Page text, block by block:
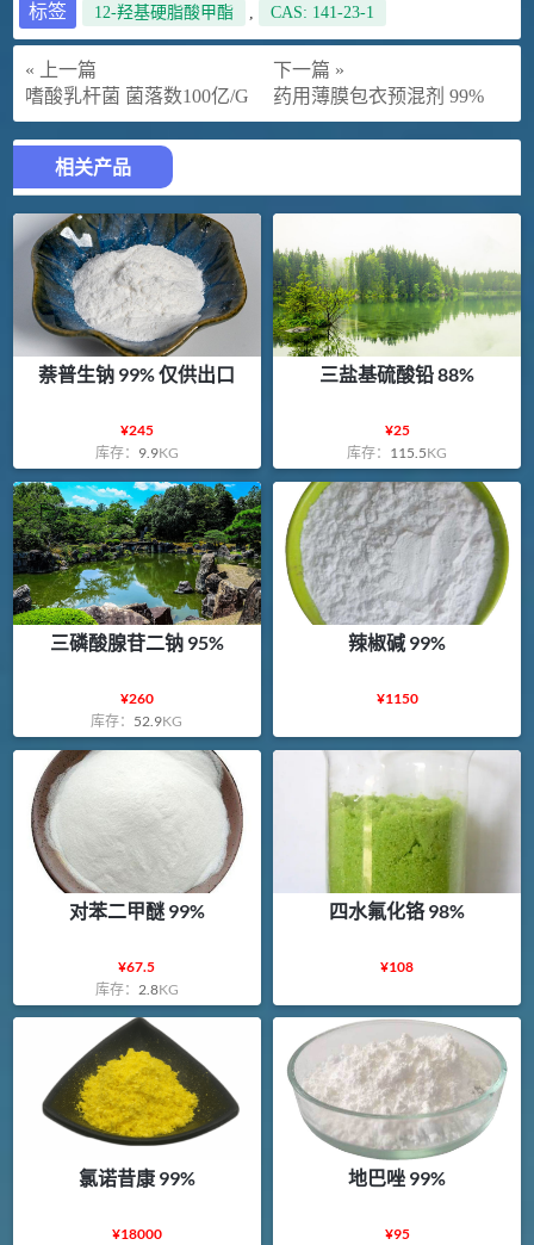
标签 12-羟基硬脂酸甲酯 , CAS: 141-23-1
« 上一篇
嗜酸乳杆菌 菌落数100亿/G
下一篇 »
药用薄膜包衣预混剂 99%
相关产品
萘普生钠 99% 仅供出口
¥245
库存： 9.9KG
三盐基硫酸铅 88%
¥25
库存： 115.5KG
三磷酸腺苷二钠 95%
¥260
库存： 52.9KG
辣椒碱 99%
¥1150
对苯二甲醚 99%
¥67.5
库存： 2.8KG
四水氟化铬 98%
¥108
氯诺昔康 99%
¥18000
地巴唑 99%
¥95